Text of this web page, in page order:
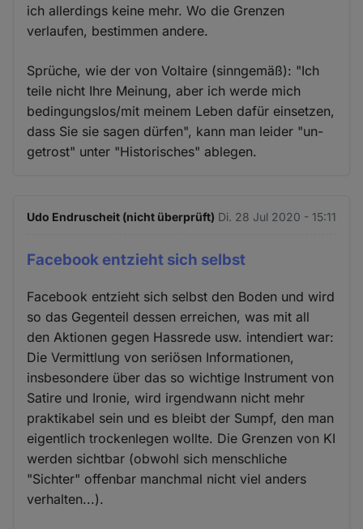
ich allerdings keine mehr. Wo die Grenzen
verlaufen, bestimmen andere.
Sprüche, wie der von Voltaire (sinngemäß): "Ich
teile nicht Ihre Meinung, aber ich werde mich
bedingungslos/mit meinem Leben dafür einsetzen,
dass Sie sie sagen dürfen", kann man leider "un-
getrost" unter "Historisches" ablegen.
Udo Endruscheit (nicht überprüft) Di. 28 Jul 2020 - 15:11
Facebook entzieht sich selbst
Facebook entzieht sich selbst den Boden und wird
so das Gegenteil dessen erreichen, was mit all
den Aktionen gegen Hassrede usw. intendiert war:
Die Vermittlung von seriösen Informationen,
insbesondere über das so wichtige Instrument von
Satire und Ironie, wird irgendwann nicht mehr
praktikabel sein und es bleibt der Sumpf, den man
eigentlich trockenlegen wollte. Die Grenzen von KI
werden sichtbar (obwohl sich menschliche
"Sichter" offenbar manchmal nicht viel anders
verhalten...).